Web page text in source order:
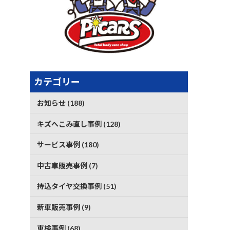
カテゴリー
お知らせ (188)
キズへこみ直し事例 (128)
サービス事例 (180)
中古車販売事例 (7)
持込タイヤ交換事例 (51)
新車販売事例 (9)
車検事例 (68)